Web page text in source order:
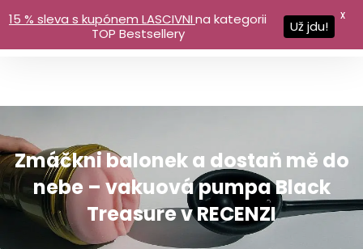
Zmáčkni balonek a dostaň mě do
nebe – vakuová pumpa Black
Treasure v RECENZI
15 % sleva s kupónem LASCIVNIna kategorii
TOP Bestsellery
Už jdu!
X